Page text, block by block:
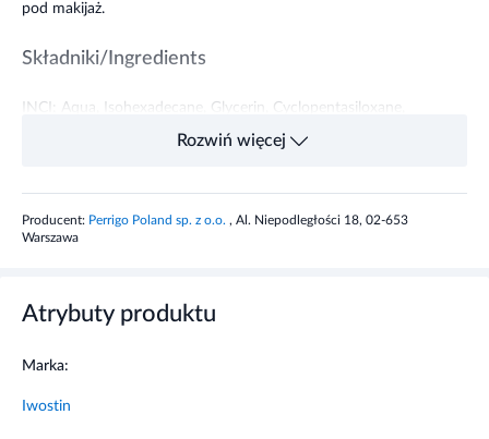
pod makijaż.
Składniki/Ingredients
INCI: Aqua, Isohexadecane, Glycerin, Cyclopentasiloxane,
Glyceryl Stearate, Dicaprylyl Carbonate, Aluminum Starch
Octenylsuccinate, Cyclohexasiloxane, PEG-100 Stearate,
Lentiscus Gum, Lecithin, Sodium Hyaluronate, Saccharide
Isomerate, Retinyl Palmitate, Lactic Acid, Glycolic Acid, Malic
Polysorbate 20, Alcohol, Ethylhexylglycerin, PEG-8,
Disodium EDTA, PArfum, Sorbitan Isostearate, Arachis
Rozwiń więcej
Producent: Perrigo Poland sp. z o.o. , Al. Niepodległości 18, 02-653
Warszawa
Atrybuty produktu
Marka:
Iwostin